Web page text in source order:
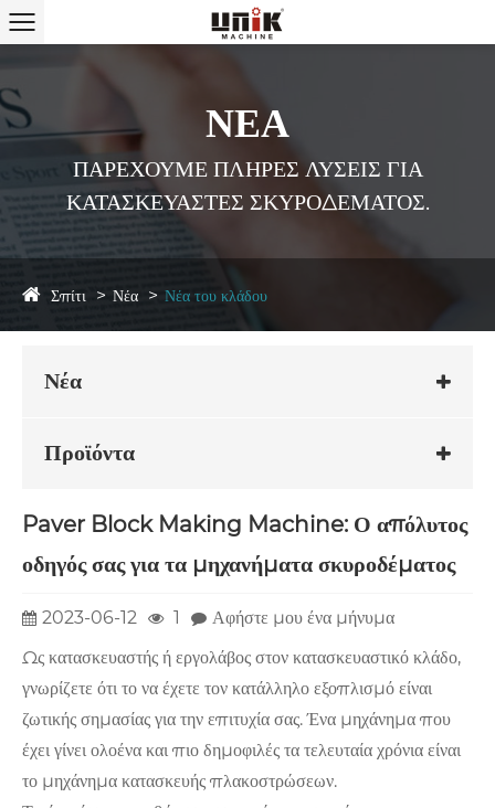
ΝΕΑ
ΠΑΡΕΧΟΥΜΕ ΠΛΗΡΕΣ ΛΥΣΕΙΣ ΓΙΑ
ΚΑΤΑΣΚΕΥΑΣΤΕΣ ΣΚΥΡΟΔΕΜΑΤΟΣ.
Σπίτι Νέα Νέα του κλάδου
Νέα
Προϊόντα
Paver Block Making Machine: Ο απόλυτος
οδηγός σας για τα μηχανήματα σκυροδέματος
2023-06-12 1
Αφήστε μου ένα μήνυμα
Ως κατασκευαστής ή εργολάβος στον κατασκευαστικό κλάδο,
γνωρίζετε ότι το να έχετε τον κατάλληλο εξοπλισμό είναι
ζωτικής σημασίας για την επιτυχία σας. Ένα μηχάνημα που
έχει γίνει ολοένα και πιο δημοφιλές τα τελευταία χρόνια είναι
το μηχάνημα κατασκευής πλακοστρώσεων.